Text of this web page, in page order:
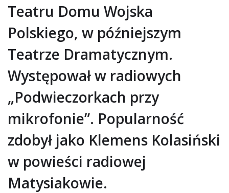
Teatru Domu Wojska
Polskiego, w późniejszym
Teatrze Dramatycznym.
Występował w radiowych
„Podwieczorkach przy
mikrofonie”. Popularność
zdobył jako Klemens Kolasiński
w powieści radiowej
Matysiakowie.